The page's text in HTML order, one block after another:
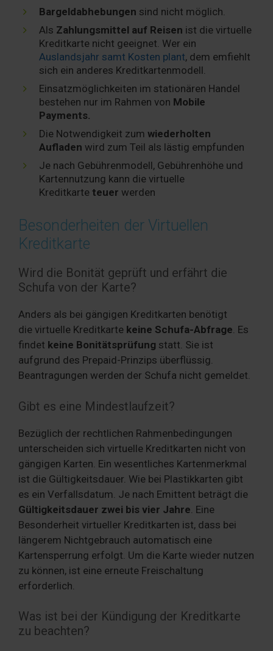
Bargeldabhebungen sind nicht möglich.
Als Zahlungsmittel auf Reisen ist die virtuelle
Kreditkarte nicht geeignet. Wer ein
Auslandsjahr samt Kosten plant, dem emfiehlt
sich ein anderes Kreditkartenmodell.
Einsatzmöglichkeiten im stationären Handel
bestehen nur im Rahmen von Mobile
Payments.
Die Notwendigkeit zum wiederholten
Aufladen wird zum Teil als lästig empfunden
Je nach Gebührenmodell, Gebührenhöhe und
Kartennutzung kann die virtuelle
Kreditkarte teuer werden
Besonderheiten der Virtuellen
Kreditkarte
Wird die Bonität geprüft und erfährt die
Schufa von der Karte?
Anders als bei gängigen Kreditkarten benötigt
die virtuelle Kreditkarte keine Schufa-Abfrage. Es
findet keine Bonitätsprüfung statt. Sie ist
aufgrund des Prepaid-Prinzips überflüssig.
Beantragungen werden der Schufa nicht gemeldet.
Gibt es eine Mindestlaufzeit?
Bezüglich der rechtlichen Rahmenbedingungen
unterscheiden sich virtuelle Kreditkarten nicht von
gängigen Karten. Ein wesentliches Kartenmerkmal
ist die Gültigkeitsdauer. Wie bei Plastikkarten gibt
es ein Verfallsdatum. Je nach Emittent beträgt die
Gültigkeitsdauer zwei bis vier Jahre . Eine
Besonderheit virtueller Kreditkarten ist, dass bei
längerem Nichtgebrauch automatisch eine
Kartensperrung erfolgt. Um die Karte wieder nutzen
zu können, ist eine erneute Freischaltung
erforderlich.
Was ist bei der Kündigung der Kreditkarte
zu beachten?